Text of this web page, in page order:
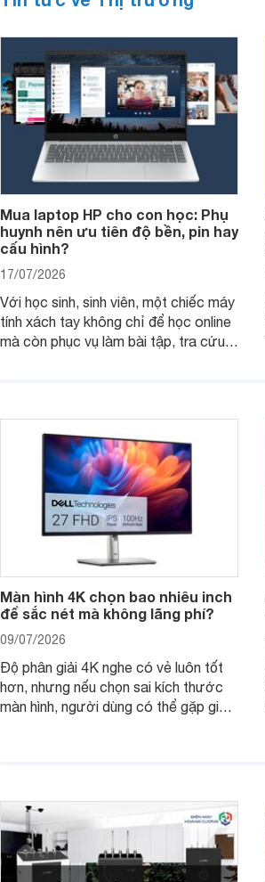
Mua laptop HP cho con học: Phụ
huynh nên ưu tiên độ bền, pin hay
cấu hình?
17/07/2026
Với học sinh, sinh viên, một chiếc máy
tính xách tay không chỉ để học online
mà còn phục vụ làm bài tập, tra cứu,
thay vì chỉ so sánh cấu hình trên giấy.
Màn hình 4K chọn bao nhiêu inch
để sắc nét mà không lãng phí?
09/07/2026
Độ phân giải 4K nghe có vẻ luôn tốt
hơn, nhưng nếu chọn sai kích thước
màn hình, người dùng có thể gặp giao